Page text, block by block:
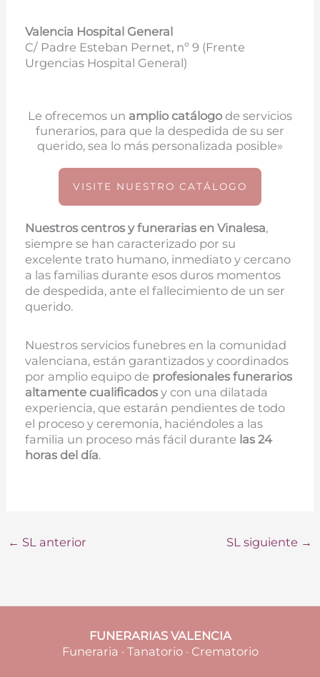
Valencia Hospital General
C/ Padre Esteban Pernet, nº 9 (Frente
Urgencias Hospital General)
Le ofrecemos un amplio catálogo de servicios
funerarios, para que la despedida de su ser
querido, sea lo más personalizada posible»
VISITE NUESTRO CATÁLOGO
Nuestros centros y funerarias en Vinalesa,
siempre se han caracterizado por su
excelente trato humano, inmediato y cercano
a las familias durante esos duros momentos
de despedida, ante el fallecimiento de un ser
querido.
Nuestros servicios funebres en la comunidad
valenciana, están garantizados y coordinados
por amplio equipo de profesionales funerarios
altamente cualificados y con una dilatada
experiencia, que estarán pendientes de todo
el proceso y ceremonia, haciéndoles a las
familia un proceso más fácil durante las 24
horas del día.
← SL anterior SL siguiente →
FUNERARIAS VALENCIA
Funeraria · Tanatorio · Crematorio